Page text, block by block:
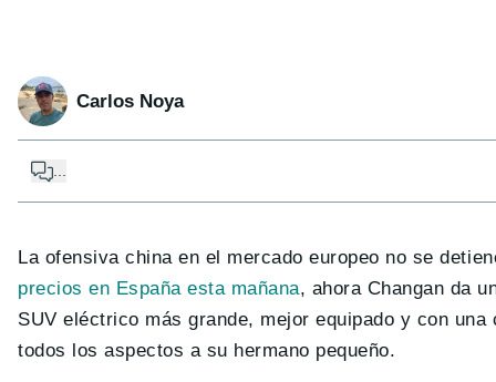
Carlos Noya
...
La ofensiva china en el mercado europeo no se
precios en España esta mañana, ahora Changan da
SUV eléctrico más grande, mejor equipado y con
todos los aspectos a su hermano pequeño.